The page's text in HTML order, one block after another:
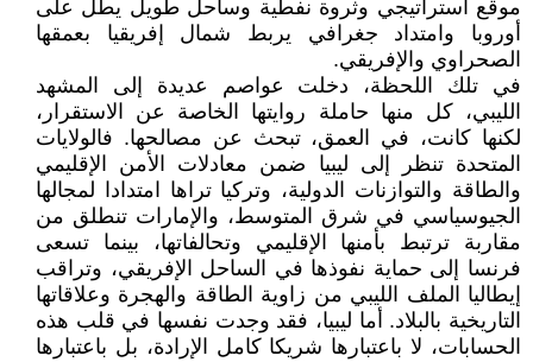
موقع استراتيجي وثروة نفطية وساحل طويل يطل على
أوروبا وامتداد جغرافي يربط شمال إفريقيا بعمقها
الصحراوي والإفريقي.
في تلك اللحظة، دخلت عواصم عديدة إلى المشهد
الليبي، كل منها حاملة روايتها الخاصة عن الاستقرار،
لكنها كانت، في العمق، تبحث عن مصالحها. فالولايات
المتحدة تنظر إلى ليبيا ضمن معادلات الأمن الإقليمي
والطاقة والتوازنات الدولية، وتركيا تراها امتدادا لمجالها
الجيوسياسي في شرق المتوسط، والإمارات تنطلق من
مقاربة ترتبط بأمنها الإقليمي وتحالفاتها، بينما تسعى
فرنسا إلى حماية نفوذها في الساحل الإفريقي، وتراقب
إيطاليا الملف الليبي من زاوية الطاقة والهجرة وعلاقاتها
التاريخية بالبلاد. أما ليبيا، فقد وجدت نفسها في قلب هذه
الحسابات، لا باعتبارها شريكا كامل الإرادة، بل باعتبارها